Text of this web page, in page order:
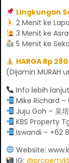
Lingkungan
2 Menit ke
3 Menit ke
5 Menit ke
HARGA Rp
(Dijamin MURAH
Info lebih
Mike Richard
Juju Goh – 吴
KBS Property
Iswandi – +62
Website:
IG: